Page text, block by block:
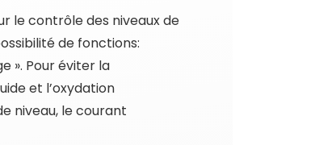
le contrôle des niveaux de
de fonctions:
». Pour éviter la
et l’oxydation
niveau, le courant